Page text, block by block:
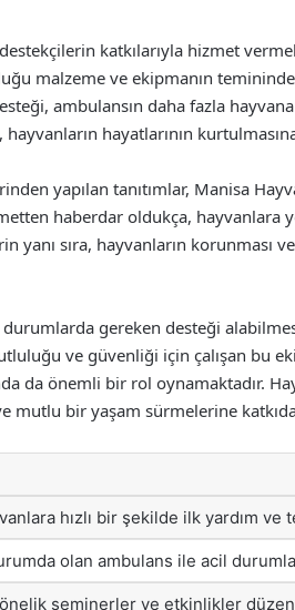
katkılarıyla hizmet
malzeme ve ekipmanın
ambulansın daha fazla
hayatlarının
yapılan tanıtımlar, Manisa
haberdar oldukça, hayvanlara
yanı sıra, hayvanların korunması
durumlarda gereken desteği
ve güvenliği için çalışan bu
da önemli bir rol oynamaktadır.
mutlu bir yaşam sürmelerine
hızlı bir şekilde ilk yardım
olan ambulans ile acil
seminerler ve etkinlikler